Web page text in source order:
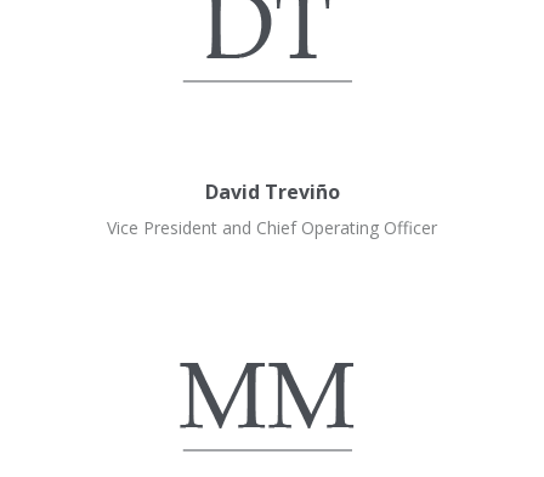
David Treviño
Vice President and Chief Operating Officer